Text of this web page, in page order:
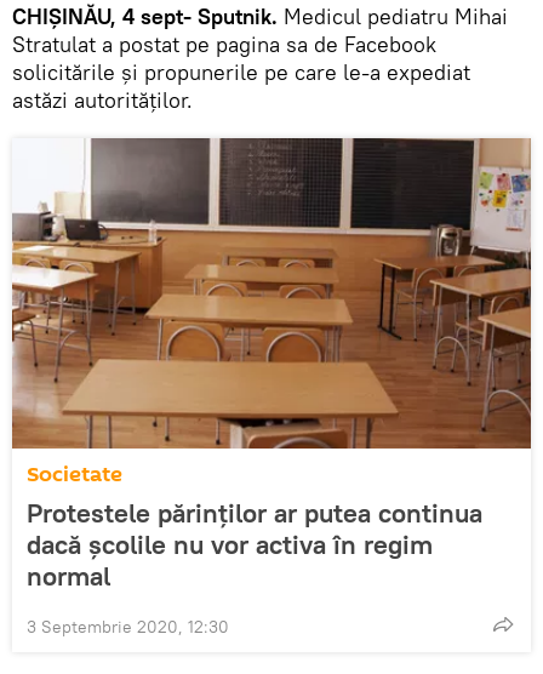
CHIȘINĂU, 4 sept- Sputnik. Medicul pediatru Mihai
Stratulat a postat pe pagina sa de Facebook
solicitările și propunerile pe care le-a expediat
astăzi autorităților.
Societate
Protestele părinților ar putea continua
dacă școlile nu vor activa în regim
normal
3 Septembrie 2020, 12:30